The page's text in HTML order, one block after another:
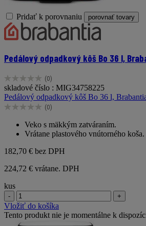
Pridať k porovnaniu porovnať tovary
Pedálový odpadkový kôš Bo 36 l,
(0)
0.0
z
5
hviezdičiek.
skladové číslo : MIG34758225
Pedálový odpadkový kôš Bo 36 l,
(0)
0.0
hviezdičiek.
Veko s mäkkým zatváraním.
Vrátane plastového vnútorného koša.
182,70 € bez DPH
224,72 € vrátane. DPH
kus
- +
Vložiť do košíka
Tento produkt nie je momentálne k